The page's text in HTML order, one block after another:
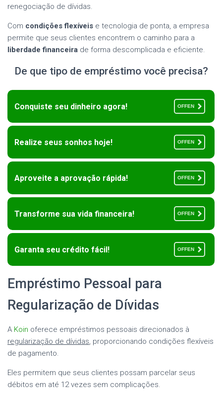
renegociação de dívidas.
Com condições flexíveis e tecnologia de ponta, a empresa
permite que seus clientes encontrem o caminho para a
liberdade financeira de forma descomplicada e eficiente.
De que tipo de empréstimo você precisa?
Conquiste seu dinheiro agora! OFFEN
Realize seus sonhos hoje! OFFEN
Aproveite a aprovação rápida! OFFEN
Transforme sua vida financeira! OFFEN
Garanta seu crédito fácil! OFFEN
Empréstimo Pessoal para
Regularização de Dívidas
A Koin oferece empréstimos pessoais direcionados à
regularização de dívidas, proporcionando condições flexíveis
de pagamento.
Eles permitem que seus clientes possam parcelar seus
débitos em até 12 vezes sem complicações.